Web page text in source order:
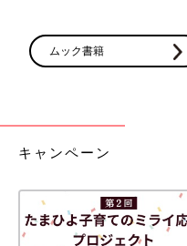
ムック書籍
キャンペーン